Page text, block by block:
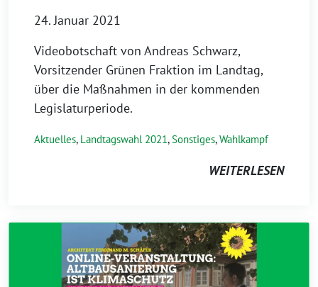
24. Januar 2021
Videobotschaft von Andreas Schwarz,
Vorsitzender Grünen Fraktion im Landtag,
über die Maßnahmen in der kommenden
Legislaturperiode.
Aktuelles, Landtagswahl 2021,Sonstiges,Wahlkampf
WEITERLESEN